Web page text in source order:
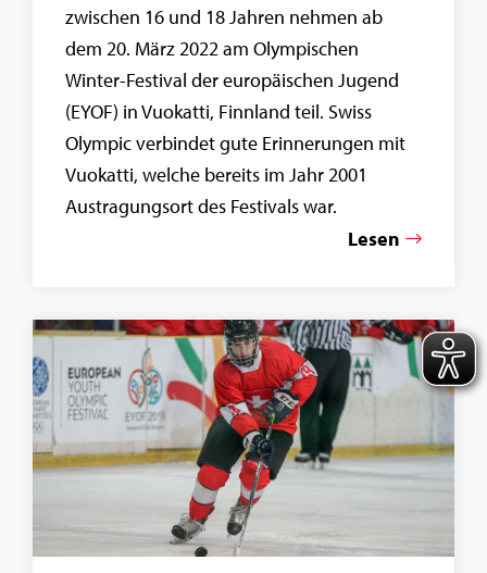
zwischen 16 und 18 Jahren nehmen ab
dem 20. März 2022 am Olympischen
Winter-Festival der europäischen Jugend
(EYOF) in Vuokatti, Finnland teil. Swiss
Olympic verbindet gute Erinnerungen mit
Vuokatti, welche bereits im Jahr 2001
Austragungsort des Festivals war.
Lesen